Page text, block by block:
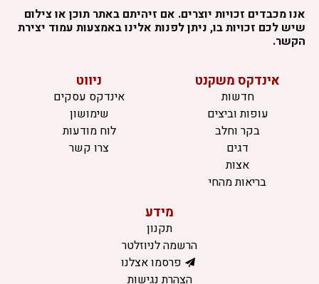
אנו מכבדים זכויות יוצרים. אם זיהיתם באתר תוכן או צילום
שיש לכם זכויות בו, ניתן לפנות אלינו באמצעות עמוד יצירת
הקשר.
אינדקס משקנט
חדשות
עופות וביצים
בקר וחלב
דגים
אצות
בריאות מהחי
ניווט
אינדקס עסקים
שימושון
לוח מודעות
צרו קשר
מידע
תקנון
הרשמה לניוזלטר
פרסמו אצלנו
הצהרת נגישות